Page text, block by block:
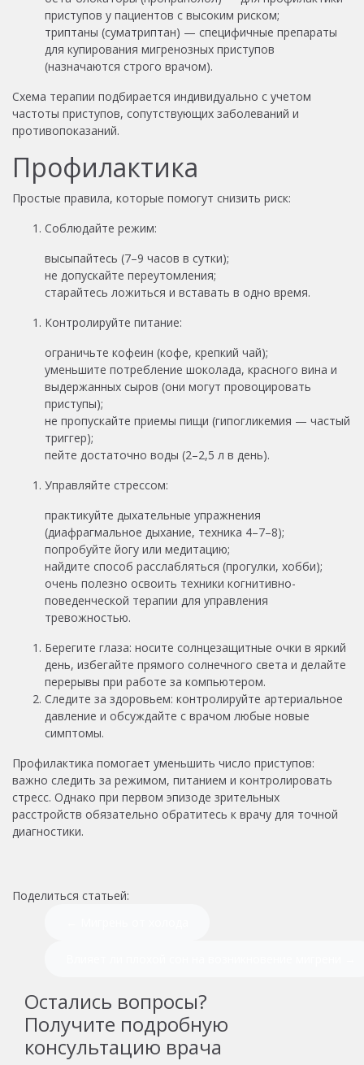
приступов у пациентов с высоким риском;
триптаны (суматриптан) — специфичные препараты
для купирования мигренозных приступов
(назначаются строго врачом).
Схема терапии подбирается индивидуально с учетом
частоты приступов, сопутствующих заболеваний и
противопоказаний.
Профилактика
Простые правила, которые помогут снизить риск:
Соблюдайте режим:
высыпайтесь (7–9 часов в сутки);
не допускайте переутомления;
старайтесь ложиться и вставать в одно время.
Контролируйте питание:
ограничьте кофеин (кофе, крепкий чай);
уменьшите потребление шоколада, красного вина и
выдержанных сыров (они могут провоцировать
приступы);
не пропускайте приемы пищи (гипогликемия — частый
триггер);
пейте достаточно воды (2–2,5 л в день).
Управляйте стрессом:
практикуйте дыхательные упражнения
(диафрагмальное дыхание, техника 4–7–8);
попробуйте йогу или медитацию;
найдите способ расслабляться (прогулки, хобби);
очень полезно освоить техники когнитивно-
поведенческой терапии для управления
тревожностью.
Берегите глаза: носите солнцезащитные очки в яркий
день, избегайте прямого солнечного света и делайте
перерывы при работе за компьютером.
Следите за здоровьем: контролируйте артериальное
давление и обсуждайте с врачом любые новые
симптомы.
Профилактика помогает уменьшить число приступов:
важно следить за режимом, питанием и контролировать
стресс. Однако при первом эпизоде зрительных
расстройств обязательно обратитесь к врачу для точной
диагностики.
Поделиться статьей:
Остались вопросы?
Получите подробную
консультацию врача